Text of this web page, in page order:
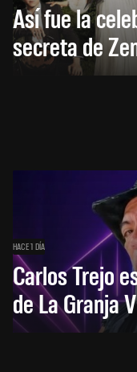
Así fue la
secreta de
HACE 1 DÍA
Carlos Trejo
de La Granja